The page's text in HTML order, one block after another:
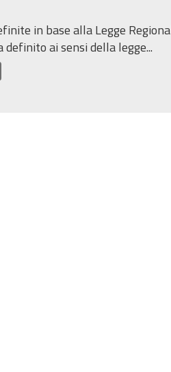
in base alla Legge
ai sensi della legge...